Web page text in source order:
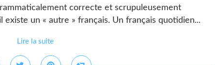
correcte et scrupuleusement
un « autre » français. Un français quotidien...
Lire la suite